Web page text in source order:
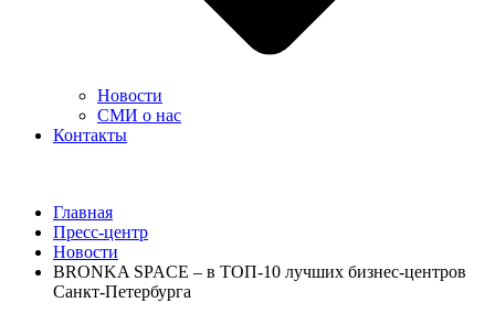
Новости
СМИ о нас
Контакты
Главная
Пресс-центр
Новости
BRONKA SPACE – в ТОП-10 лучших бизнес-центров
Санкт-Петербурга